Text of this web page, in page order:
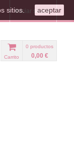
sitios. aceptar
Iniciar sesión
0 productos
0,00 €
Carrito